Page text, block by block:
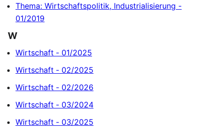
Thema: Wirtschaftspolitik, Industrialisierung -
01/2019
W
Wirtschaft ‐ 01/2025
Wirtschaft ‐ 02/2025
Wirtschaft ‐ 02/2026
Wirtschaft ‐ 03/2024
Wirtschaft ‐ 03/2025